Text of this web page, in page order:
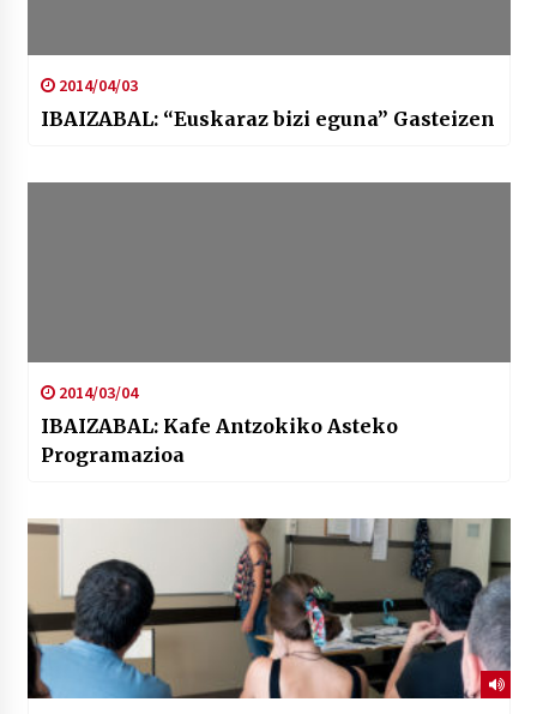
2014/04/03
IBAIZABAL: “Euskaraz bizi eguna” Gasteizen
2014/03/04
IBAIZABAL: Kafe Antzokiko Asteko
Programazioa